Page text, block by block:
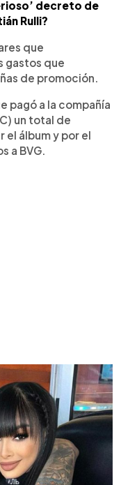
decreto de
Rulli?
que
gastos que
de promoción.
pagó a la compañía
un total de
álbum y por el
a BVG.